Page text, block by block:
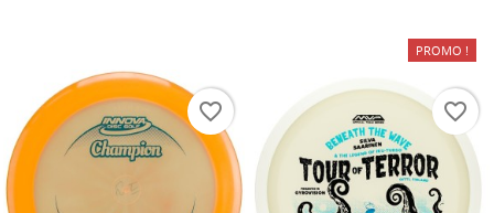
favorite_border favorite_border